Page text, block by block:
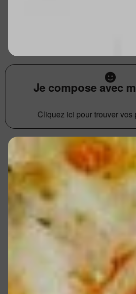
Je compose avec
Cliquez ici pour trouver vos